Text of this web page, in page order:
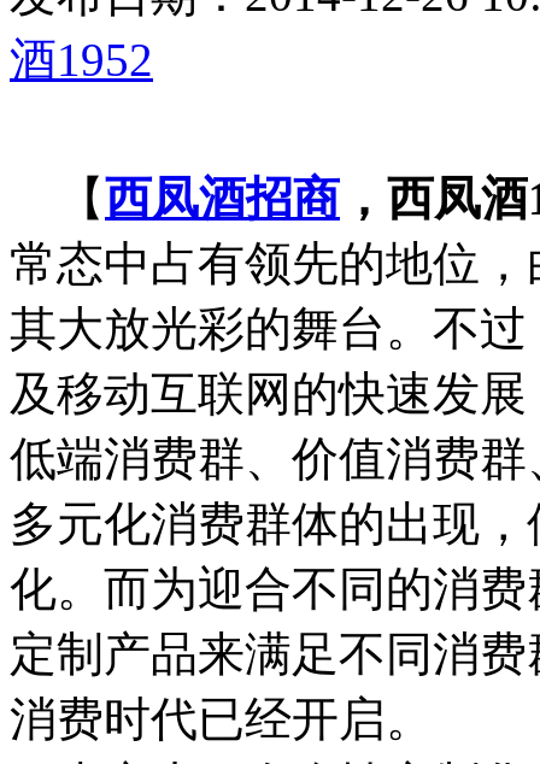
酒1952
【西凤酒招商 ，西凤
常态中占有领先的地位
其大放光彩的舞台。不
及移动互联网的快速发
低端消费群、价值消费
多元化消费群体的出现
化。而为迎合不同的消
定制产品来满足不同消
消费时代已经开启。